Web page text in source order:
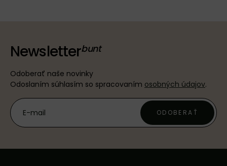
Newsletter
Odoberať naše novinky
Odoslaním súhlasím so spracovaním osobných údajov.
ODOBERAŤ